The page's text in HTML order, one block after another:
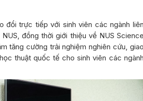
đổi trực tiếp với sinh viên các ngành liên
đồng thời giới thiệu về NUS Science
tăng cường trải nghiệm nghiên cứu, giao
thuật quốc tế cho sinh viên các ngành